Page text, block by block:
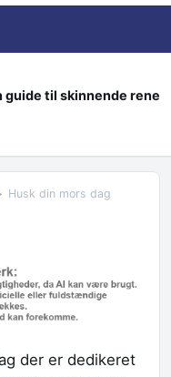
guide til skinnende rene
Husk din mors dag
der er dedikeret